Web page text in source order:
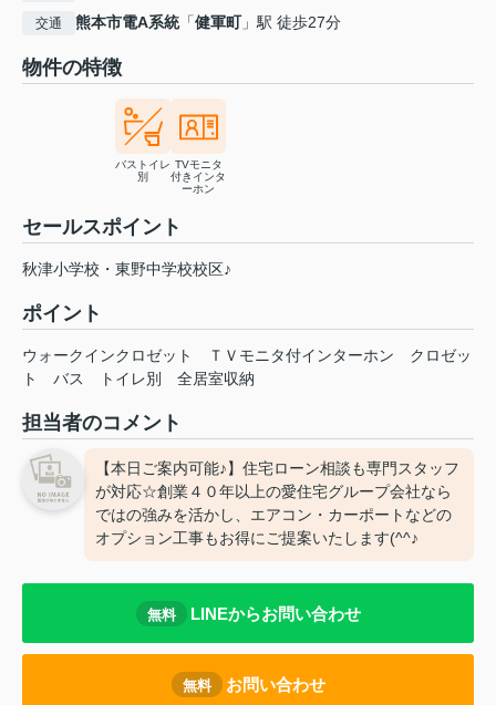
交通 熊本市電A系統「健軍町」駅 徒歩27分
物件の特徴
バストイレ
別
TVモニタ
付きインタ
ーホン
セールスポイント
秋津小学校・東野中学校校区♪
ポイント
ウォークインクロゼット ＴＶモニタ付インターホン
クロゼッ
ト
バス トイレ別 全居室収納
担当者のコメント
【本日ご案内可能♪】住宅ローン相談も専門スタッフ
が対応☆創業４０年以上の愛住宅グループ会社なら
ではの強みを活かし、エアコン・カーポートなどの
オプション工事もお得にご提案いたします(^^♪
無料 LINEからお問い合わせ
無料 お問い合わせ